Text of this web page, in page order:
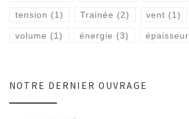
tension (1) Trainée (2) vent (1)
volume (1) énergie (3) épaisseur
NOTRE DERNIER OUVRAGE